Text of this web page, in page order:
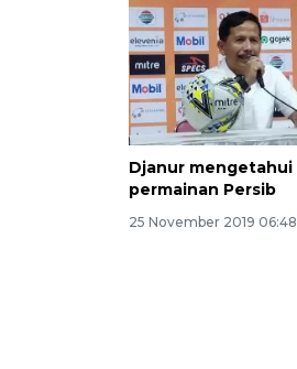
Djanur mengetahui
permainan Persib
25 November 2019 06:48